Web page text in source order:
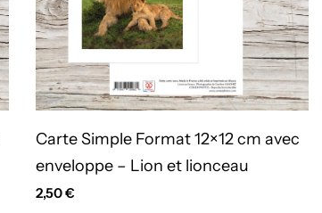
Carte Simple Format 12×12 cm avec
enveloppe – Lion et lionceau
2,50€